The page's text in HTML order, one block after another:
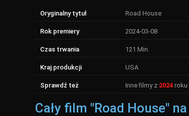
Oryginalny tytuł Road House
Rok premiery 2024-03-08
Czas trwania 121 Min.
Kraj produkcji USA
Sprawdź też Inne filmy z 2024 roku
Cały film "Road House"